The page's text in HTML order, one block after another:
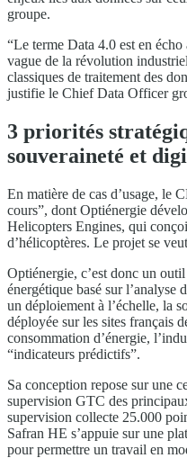
groupe.
“Le terme Data 4.0 est en
vague de la révolution
classiques de traitement des
justifie le Chief Data Officer
3 priorités
souveraineté et
En matière de cas d’usage, le
cours”, dont Optiénergie
Helicopters Engines, qui
d’hélicoptères. Le projet se
Optiénergie, c’est donc un
énergétique basé sur l’analyse
un déploiement à l’échelle, la
déployée sur les sites français
consommation d’énergie,
“indicateurs prédictifs”.
Sa conception repose sur une
supervision GTC des
supervision collecte 25.000
Safran HE s’appuie sur une
pour permettre un travail en